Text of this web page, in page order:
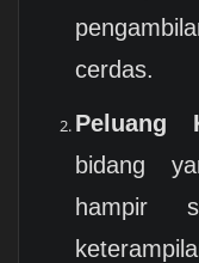
cerdas.
Peluang
bidang
hampir